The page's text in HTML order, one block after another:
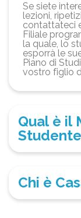
Se siete
lezioni,
contattateci
Filiale
la quale, lo
esporrà le
Piano di
vostro figlio
Qual è il
Chi è